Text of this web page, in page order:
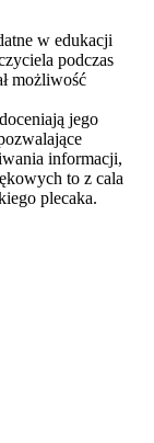
w edukacji
podczas
możliwość
jego
informacji,
to z cala
plecaka.